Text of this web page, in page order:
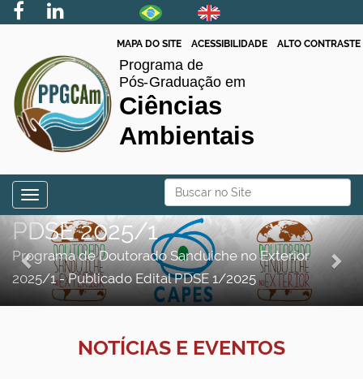
MAPA DO SITE ACESSIBILIDADE ALTO CONTRASTE
Busca
Busca Avançada…
v
Toggle navigation
PDSE 2025/1
Programa de Doutorado Sanduiche no Exterior
2025/1 - Publicado Edital PDSE 1/2025
P
r
e
v
N
e
x
t
NOTÍCIAS E EVENTOS